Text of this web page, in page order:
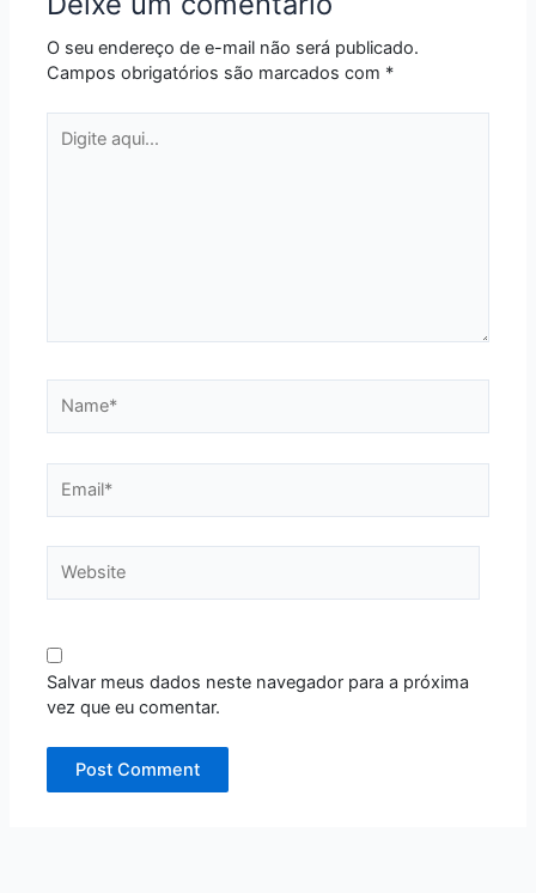
O seu endereço de e-mail não será publicado.
Campos obrigatórios são marcados com *
aqui...
Salvar meus dados neste navegador para a próxima
vez que eu comentar.